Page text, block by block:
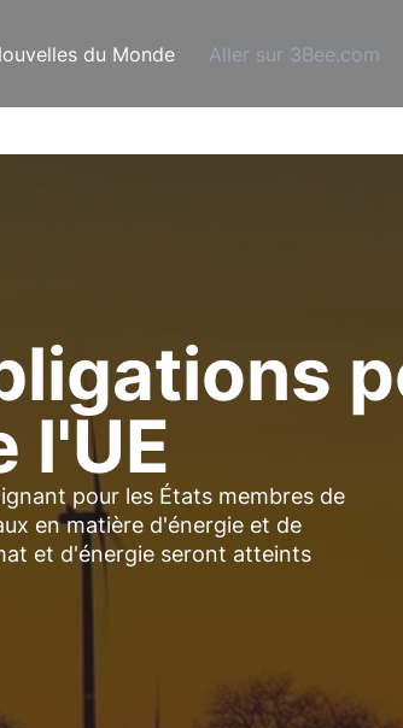
du Monde Aller sur 3Bee.com
l'UE
pour les États membres de
en matière d'énergie et de
et d'énergie seront atteints